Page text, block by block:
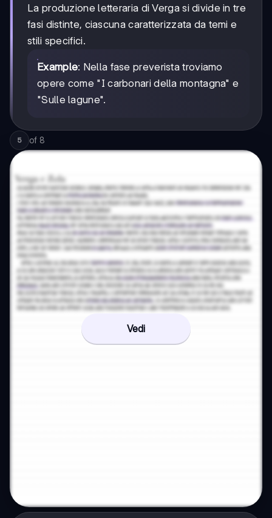
La produzione letteraria di Verga si divide in tre
fasi distinte, ciascuna caratterizzata da temi e
stili specifici.
Example: Nella fase preverista troviamo
opere come "I carbonari della montagna" e
"Sulle lagune".
5 of 8
Vedi